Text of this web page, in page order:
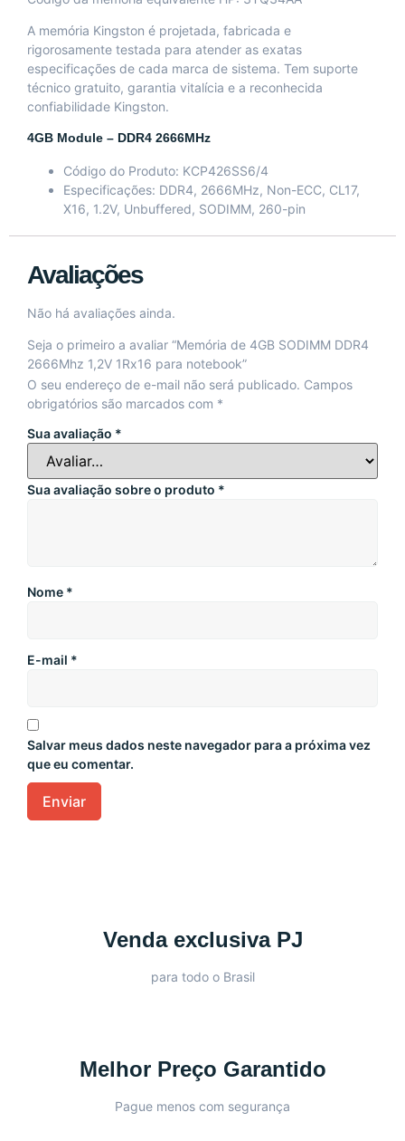
A memória Kingston é projetada, fabricada e
rigorosamente testada para atender as exatas
especificações de cada marca de sistema. Tem suporte
técnico gratuito, garantia vitalícia e a reconhecida
confiabilidade Kingston.
4GB Module – DDR4 2666MHz
Código do Produto: KCP426SS6/4
Especificações: DDR4, 2666MHz, Non-ECC, CL17,
X16, 1.2V, Unbuffered, SODIMM, 260-pin
Avaliações
Não há avaliações ainda.
Seja o primeiro a avaliar “Memória de 4GB SODIMM DDR4
2666Mhz 1,2V 1Rx16 para notebook”
O seu endereço de e-mail não será publicado. Campos
obrigatórios são marcados com *
Sua avaliação *
Sua avaliação sobre o produto *
Nome *
E-mail *
Salvar meus dados neste navegador para a próxima vez
que eu comentar.
Venda exclusiva PJ
para todo o Brasil
Melhor Preço Garantido
Pague menos com segurança